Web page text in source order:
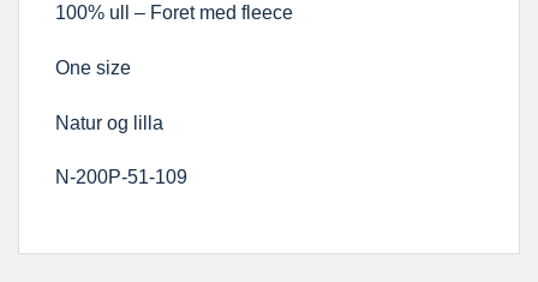
100% ull – Foret med fleece
One size
Natur og lilla
N-200P-51-109